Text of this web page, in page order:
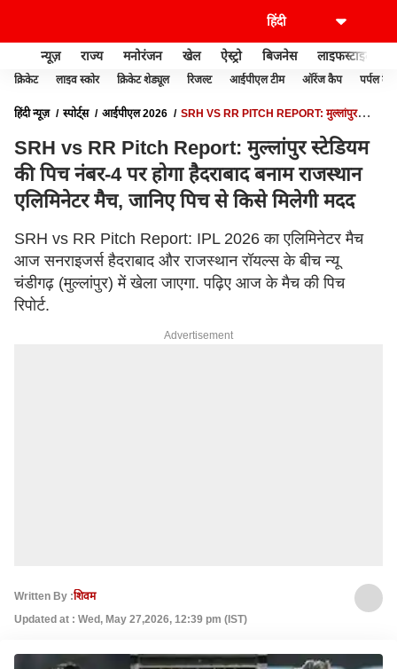
न्यूज़ राज्य मनोरंजन खेल ऐस्ट्रो बिजनेस लाइफस्टाइल
क्रिकेट लाइव स्कोर क्रिकेट शेड्यूल रिजल्ट आईपीएल टीम ऑरेंज कैप पर्पल कैप
हिंदी न्यूज़ स्पोर्ट्स आईपीएल 2026
SRH VS RR PITCH REPORT: मुल्लांपुर
मिलेगी मदद
SRH vs RR Pitch Report: मुल्लांपुर स्टेडियम
की पिच नंबर-4 पर होगा हैदराबाद बनाम राजस्थान
एलिमिनेटर मैच, जानिए पिच से किसे मिलेगी मदद
SRH vs RR Pitch Report: IPL 2026 का एलिमिनेटर मैच
आज सनराइजर्स हैदराबाद और राजस्थान रॉयल्स के बीच न्यू
चंडीगढ़ (मुल्लांपुर) में खेला जाएगा. पढ़िए आज के मैच की पिच
रिपोर्ट.
Advertisement
Written By :शिवम
Updated at : Wed, May 27,2026, 12:39 pm (IST)